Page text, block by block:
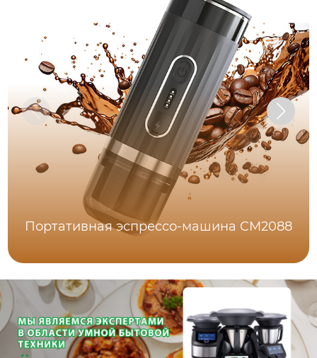
Портативная эспрессо-машина CM2088